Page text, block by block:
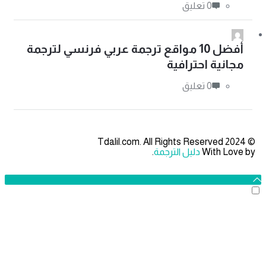
‫0 تعليق
أفضل 10 مواقع ترجمة عربي فرنسي لترجمة
مجانية احترافية
‫0 تعليق
© 2024 Tdalil.com. All Rights Reserved
With Love byدليل الترجمة.